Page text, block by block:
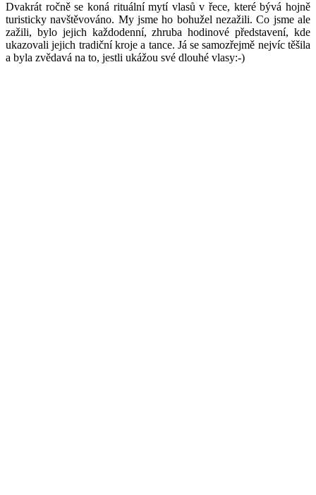
Dvakrát ročně se koná rituální mytí vlasů v řece, které bývá hojně
turisticky navštěvováno. My jsme ho bohužel nezažili. Co jsme ale
zažili, bylo jejich každodenní, zhruba hodinové představení, kde
ukazovali jejich tradiční kroje a tance. Já se samozřejmě nejvíc těšila
a byla zvědavá na to, jestli ukážou své dlouhé vlasy:-)